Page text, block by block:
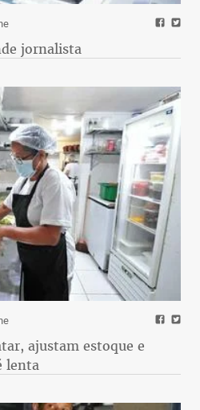
jornalista
ajustam estoque e
lenta